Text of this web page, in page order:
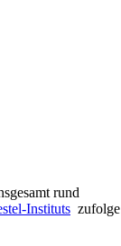
rund
Instituts zufolge